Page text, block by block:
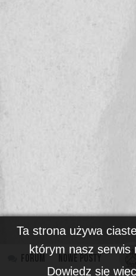
Ta strona używa
którym nasz serwis
Dowiedz się